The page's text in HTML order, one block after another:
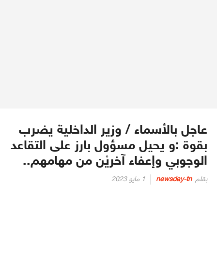
عاجل بالأسماء / وزير الداخلية يضرب
بقوة :و يحيل مسؤول بارز على التقاعد
الوجوبي وإعفاء آخريْن من مهامهم..
بقلم newsday-tn
Posted
1 مايو 2023